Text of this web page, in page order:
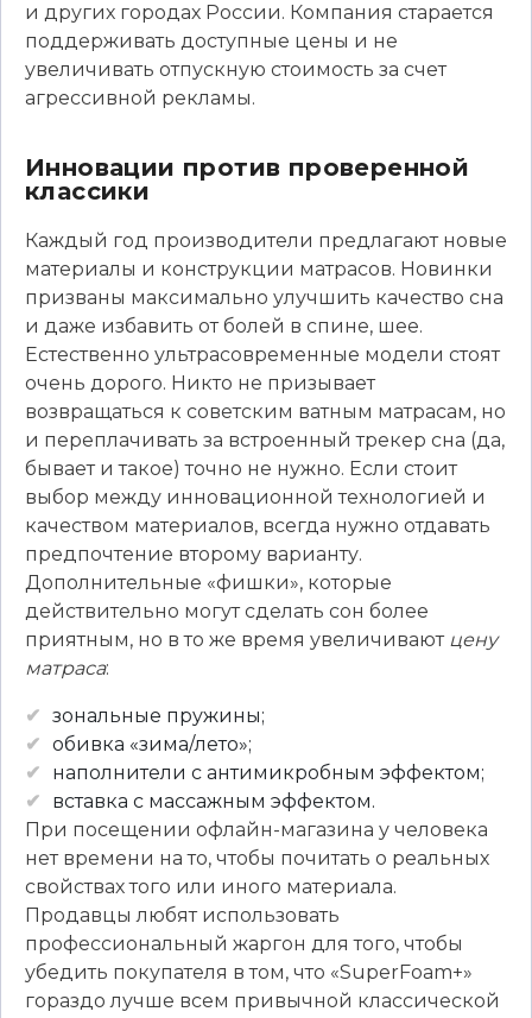
и других городах России. Компания старается
поддерживать доступные цены и не
увеличивать отпускную стоимость за счет
агрессивной рекламы.
Инновации против проверенной
классики
Каждый год производители предлагают новые
материалы и конструкции матрасов. Новинки
призваны максимально улучшить качество сна
и даже избавить от болей в спине, шее.
Естественно ультрасовременные модели стоят
очень дорого. Никто не призывает
возвращаться к советским ватным матрасам, но
и переплачивать за встроенный трекер сна (да,
бывает и такое) точно не нужно. Если стоит
выбор между инновационной технологией и
качеством материалов, всегда нужно отдавать
предпочтение второму варианту.
Дополнительные «фишки», которые
действительно могут сделать сон более
приятным, но в то же время увеличивают цену
матраса:
зональные пружины;
обивка «зима/лето»;
наполнители с антимикробным эффектом;
вставка с массажным эффектом.
При посещении офлайн-магазина у человека
нет времени на то, чтобы почитать о реальных
свойствах того или иного материала.
Продавцы любят использовать
профессиональный жаргон для того, чтобы
убедить покупателя в том, что «SuperFoam+»
гораздо лучше всем привычной классической